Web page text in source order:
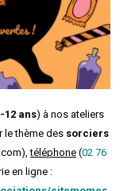
12 ans) à nos ateliers
le thème des sorciers
téléphone (02 76
en ligne :